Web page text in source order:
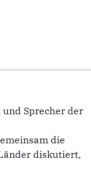
Sprecher der
die
diskutiert,